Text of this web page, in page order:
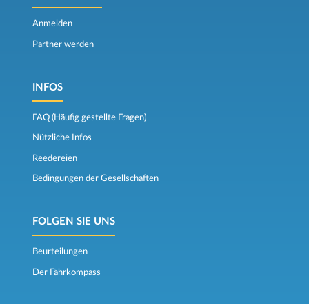
Anmelden
Partner werden
INFOS
FAQ (Häufig gestellte Fragen)
Nützliche Infos
Reedereien
Bedingungen der Gesellschaften
FOLGEN SIE UNS
Beurteilungen
Der Fährkompass